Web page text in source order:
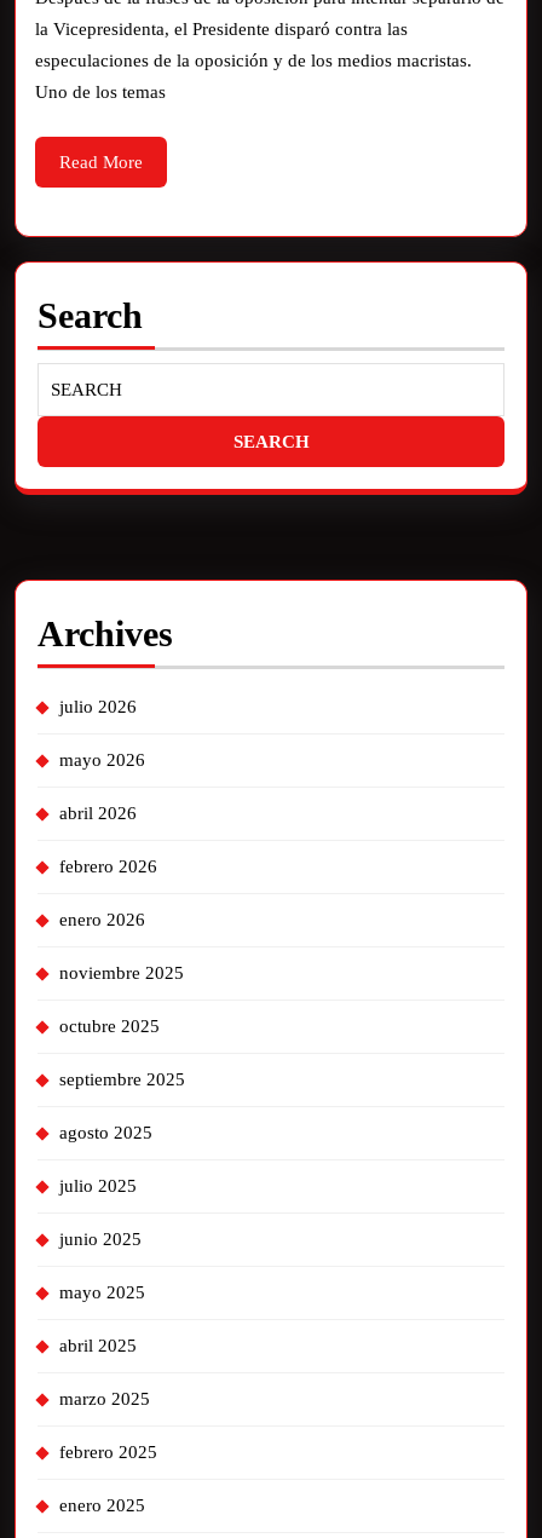
la Vicepresidenta, el Presidente disparó contra las
especulaciones de la oposición y de los medios macristas.
Uno de los temas
Read More
Search
Archives
julio 2026
mayo 2026
abril 2026
febrero 2026
enero 2026
noviembre 2025
octubre 2025
septiembre 2025
agosto 2025
julio 2025
junio 2025
mayo 2025
abril 2025
marzo 2025
febrero 2025
enero 2025